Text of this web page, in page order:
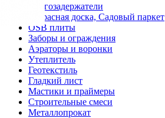
Снегозадержатели
Террасная доска, Садовый паркет
OSB плиты
Заборы и ограждения
Аэраторы и воронки
Утеплитель
Геотекстиль
Гладкий лист
Мастики и праймеры
Строительные смеси
Металлопрокат